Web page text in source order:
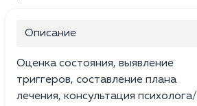
Описание
Оценка состояния, выявление
триггеров, составление плана
лечения, консультация психолога/